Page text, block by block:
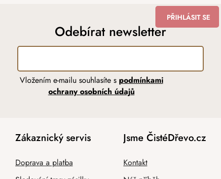
Odebírat newsletter
Vložením e-mailu souhlasíte s podmínkami
ochrany osobních údajů
PŘIHLÁSIT SE
Zákaznický servis
Doprava a platba
Jsme ČistéDřevo.cz
Kontakt